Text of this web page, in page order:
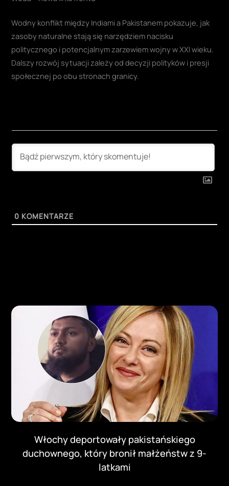
Wodny konflikt między Indiami a Pakistanem pokazuje, jak
zasoby naturalne stają się narzędziem nacisku
politycznego i potencjalnym zarzewiem wojny w XXI wieku.
Dalszy rozwój sytuacji zależy od decyzji polityków i presji
społecznej po obu stronach granicy.
0 KOMENTARZE
Włochy deportowały pakistańskiego
duchownego, który bronił małżeństw z 9-
latkami